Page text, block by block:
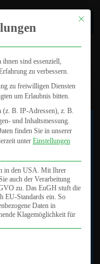
Neupatienten!
dass
einer sehr
keine
können.
Mit
sind essenziell,
zu verbessern.
zu freiwilligen Diensten
um Erlaubnis bitten.
(z. B. IP-Adressen), z. B.
und Inhaltsmessung.
finden Sie in unserer
unter Einstellungen
in den USA. Mit Ihrer
auch der Verarbeitung
zu. Das EuGH stuft die
EU-Standards ein. So
Daten in
Klagemöglichkeit für
für die eine